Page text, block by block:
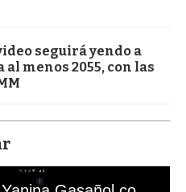
seguirá yendo a
al menos 2055, con las